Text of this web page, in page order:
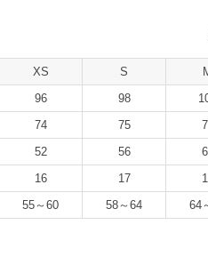
XS S
96
98
74
75
52
56
16
17
55～60
58～64 64